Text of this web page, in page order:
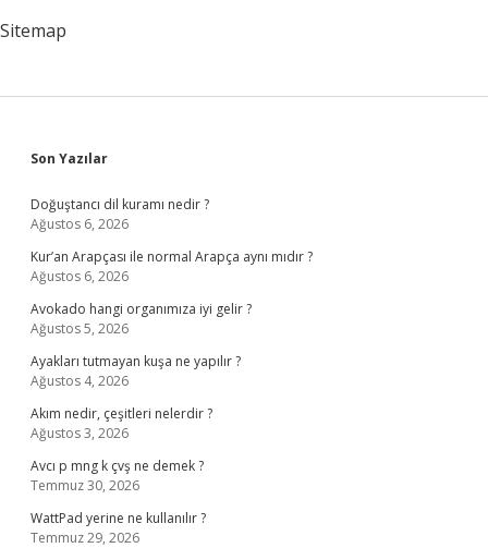
Sitemap
Sidebar
Son Yazılar
Doğuştancı dil kuramı nedir ?
Ağustos 6, 2026
Kur’an Arapçası ile normal Arapça aynı mıdır ?
Ağustos 6, 2026
Avokado hangi organımıza iyi gelir ?
Ağustos 5, 2026
Ayakları tutmayan kuşa ne yapılır ?
Ağustos 4, 2026
Akım nedir, çeşitleri nelerdir ?
Ağustos 3, 2026
Avcı p mng k çvş ne demek ?
Temmuz 30, 2026
WattPad yerine ne kullanılır ?
Temmuz 29, 2026